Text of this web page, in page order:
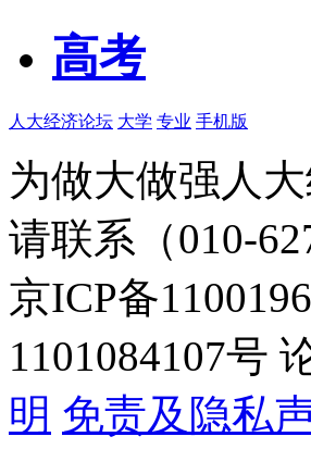
高考
人大经济论坛 大学 专业 手机版
为做大做强人
请联系（010-
京ICP备
1101084107号
明 免责及隐私